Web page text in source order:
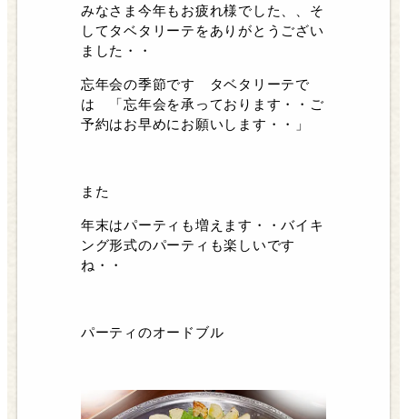
みなさま今年もお疲れ様でした、、そ
してタベタリーテをありがとうござい
ました・・
忘年会の季節です タベタリーテで
は 「忘年会を承っております・・ご
予約はお早めにお願いします・・」
また
年末はパーティも増えます・・バイキ
ング形式のパーティも楽しいです
ね・・
パーティのオードブル